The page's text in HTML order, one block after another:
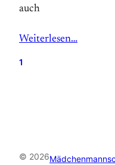
auch
Weiterlesen…
1
© 2026